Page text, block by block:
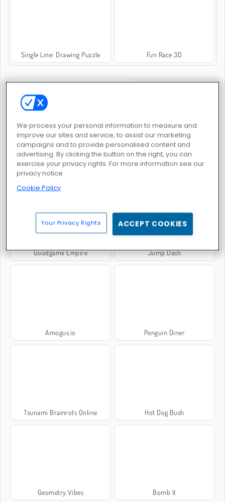
Single Line: Drawing Puzzle Fun Race 3D
Slither.io
Goodgame Empire Jump Dash
Amogus.io Penguin Diner
Tsunami Brainrots Online Hot Dog Bush
Geometry Vibes Bomb It
We process your personal information to measure and
improve our sites and service, to assist our marketing
campaigns and to provide personalised content and
advertising. By clicking the button on the right, you can
exercise your privacy rights. For more information see our
privacy notice
Cookie Policy
Your Privacy Rights ACCEPT COOKIES